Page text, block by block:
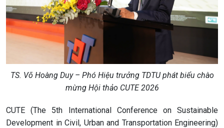
TS. Võ Hoàng Duy – Phó Hiệu trưởng TDTU phát biểu chào
mừng Hội thảo CUTE 2026
CUTE (The 5th International Conference on Sustainable
Development in Civil, Urban and Transportation Engineering)